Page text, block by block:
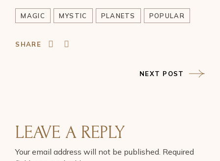
MAGIC MYSTIC PLANETS POPULAR
SHARE
NEXT POST
LEAVE A REPLY
Your email address will not be published. Required